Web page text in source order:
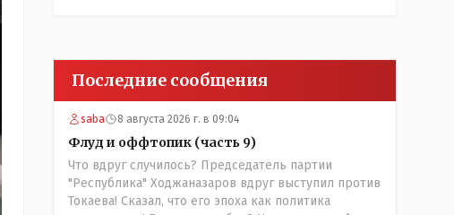
Последние сообщения
saba 8 августа 2026 г. в 09:04
Флуд и оффтопик (часть 9)
Что вдруг случилось? Председатель партии
"Республика" Ходжаназаров вдруг выступил против
Токаева! Сказал, что его эпоха как политика